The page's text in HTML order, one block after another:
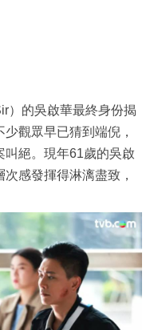
）的吳啟華最終身份揭
觀眾早已猜到端倪，
叫絕。現年61歲的吳啟
感發揮得淋漓盡致，